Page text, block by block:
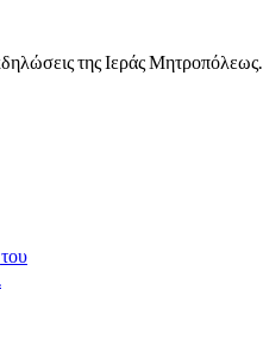
της Ιεράς Μητροπόλεως.